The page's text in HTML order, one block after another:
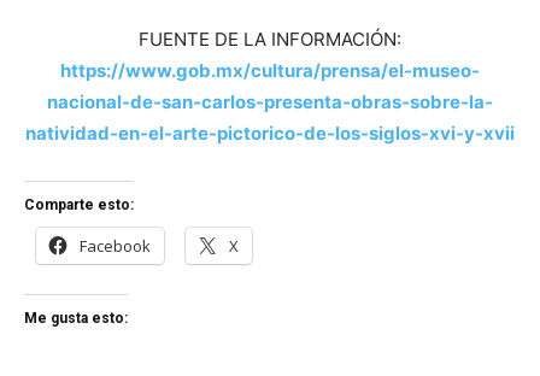
FUENTE DE LA INFORMACIÓN:
https://www.gob.mx/cultura/prensa/el-museo-
nacional-de-san-carlos-presenta-obras-sobre-la-
natividad-en-el-arte-pictorico-de-los-siglos-xvi-y-xvii
Comparte esto:
Facebook X
Me gusta esto: